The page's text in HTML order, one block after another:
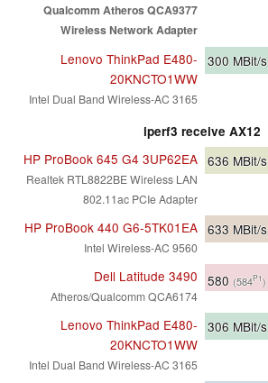
Qualcomm Atheros QCA9377
Wireless Network Adapter
Lenovo ThinkPad E480-
20KNCTO1WW
Intel Dual Band Wireless-AC 3165
300 MBit/s
iperf3 receive AX12
HP ProBook 645 G4 3UP62EA
Realtek RTL8822BE Wireless LAN
802.11ac PCIe Adapter
636 MBit/s
HP ProBook 440 G6-5TK01EA
Intel Wireless-AC 9560
633 MBit/s
Dell Latitude 3490
Atheros/Qualcomm QCA6174
580 (584P1)
Lenovo ThinkPad E480-
20KNCTO1WW
Intel Dual Band Wireless-AC 3165
306 MBit/s